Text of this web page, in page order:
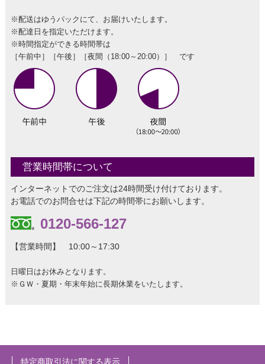
※配送はゆうパックにて、お届けいたします。
※配達日を指定いただけます。
※時間指定ができる時間帯は
［午前中］［午後］［夜間（18:00～20:00）］ です
営業時間帯について
インターネットでのご注文は24時間受け付けております。
お電話でのお問合せは下記の時間帯にお願いします。
0120-566-127
【営業時間】 10:00～17:30
日曜日はお休みとなります。
※ＧＷ・夏期・年末年始に長期休業をいたします。
特定商取引法に関する表示